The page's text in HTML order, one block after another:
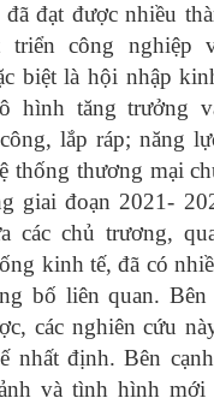
đạt được nhiều
triển công nghiệp
biệt là hội nhập
hình tăng trưởng
lắp ráp; năng
thống thương mại
giai đoạn 2021-
các chủ trương,
kinh tế, đã có
bố liên quan. Bên
các nghiên cứu
nhất định. Bên
và tình hình mới